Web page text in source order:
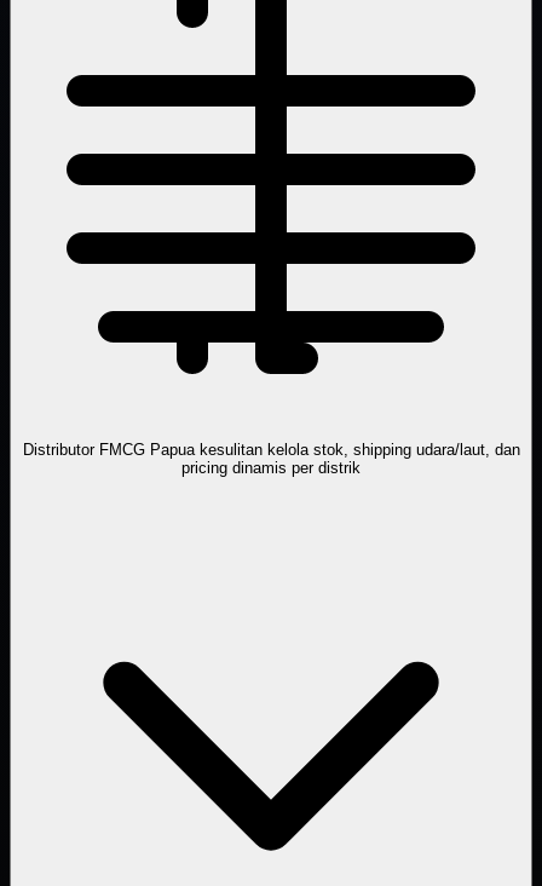
Distributor FMCG Papua kesulitan kelola stok, shipping udara/laut, dan
pricing dinamis per distrik